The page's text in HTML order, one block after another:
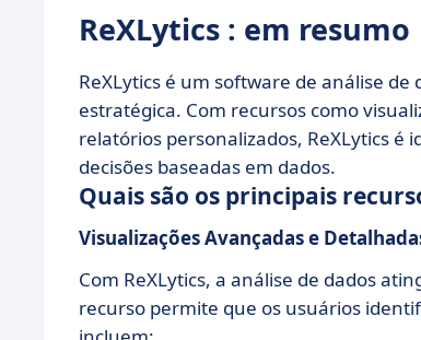
ReXLytics : em resumo
ReXLytics é um software de análise
estratégica. Com recursos como
relatórios personalizados, ReXLytics é
decisões baseadas em dados.
Quais são os principais
Visualizações Avançadas e
Com ReXLytics, a análise de dados
recurso permite que os usuários